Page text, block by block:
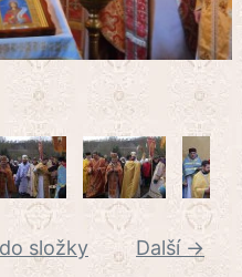
Další →
složky